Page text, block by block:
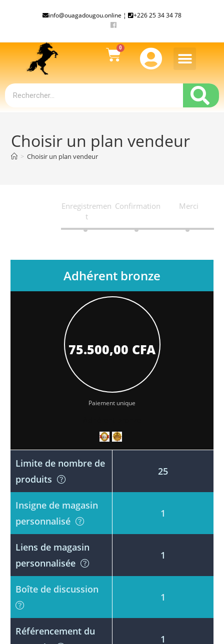
info@ouagadougou.online ¦ +226 25 34 34 78
Choisir un plan vendeur
> Choisir un plan vendeur
Enregistremen
t
Confirmation Merci
Adhérent bronze
75.500,00 CFA
Paiement unique
Limite de nombre de
produits
Insigne de magasin
personnalisé
Liens de magasin
personnalisée
Boîte de discussion
Référencement du
25
1
1
1
1